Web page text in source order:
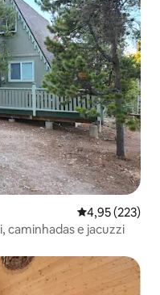
4,95 de uma
4,95 (223)
caminhadas e jacuzzi